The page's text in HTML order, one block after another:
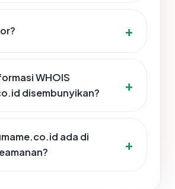
WHOIS
disembunyikan?
ada di